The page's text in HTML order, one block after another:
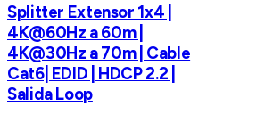
Splitter Extensor 1x4 |
4K@60Hz a 60m |
4K@30Hz a 70m | Cable
Cat6| EDID | HDCP 2.2 |
Salida Loop